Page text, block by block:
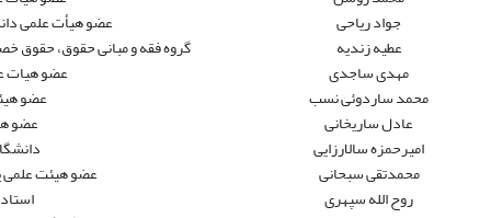
جواد ریاحی
عضو هیأت علمی
عطیه زندیه
گروه فقه و مبانی حقوق، حقوق
مهدی ساجدی
عضو هیات
محمد ساردوئی نسب
عضو
عادل ساریخانی
عضو
امیرحمزه سالارزایی
محمدتقی سبحانی
عضو هیئت علمی
روح الله سپهری